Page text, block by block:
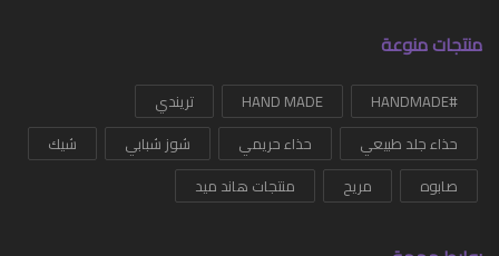
ساعات
G-SHOCK
شرابات
منتجات منوعة
#HANDMADE
HAND MADE
تريندي
حذاء جلد طبيعي
حذاء حريمي شوز شبابي
شيك
صابوه
مريح منتجات هاند ميد